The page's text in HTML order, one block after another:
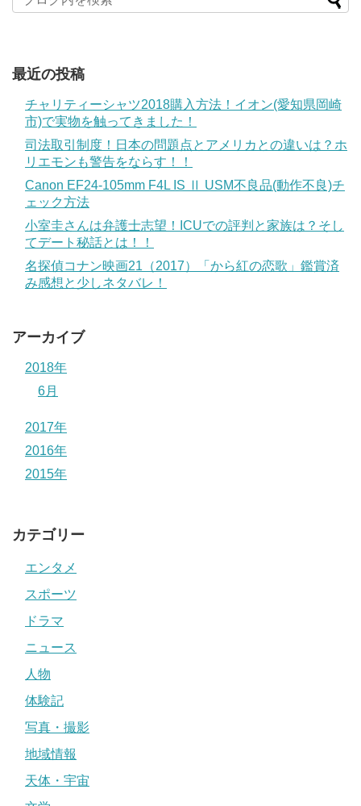
最近の投稿
チャリティーシャツ2018購入方法！イオン(愛知県岡崎
市)で実物を触ってきました！
司法取引制度！日本の問題点とアメリカとの違いは？ホ
リエモンも警告をならす！！
Canon EF24-105mm F4L IS Ⅱ USM不良品(動作不良)チ
ェック方法
小室圭さんは弁護士志望！ICUでの評判と家族は？そし
てデート秘話とは！！
名探偵コナン映画21（2017）「から紅の恋歌」鑑賞済
み感想と少しネタバレ！
アーカイブ
2018年
6月
2017年
2016年
2015年
カテゴリー
エンタメ
スポーツ
ドラマ
ニュース
人物
体験記
写真・撮影
地域情報
天体・宇宙